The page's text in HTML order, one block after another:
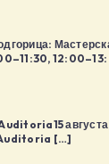
августа
Auditoria […]